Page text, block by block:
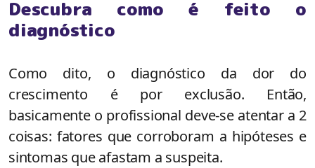
Descubra como é feito o
diagnóstico
Como dito, o diagnóstico da dor do
crescimento é por exclusão. Então,
basicamente o profissional deve-se atentar a 2
coisas: fatores que corroboram a hipóteses e
sintomas que afastam a suspeita.